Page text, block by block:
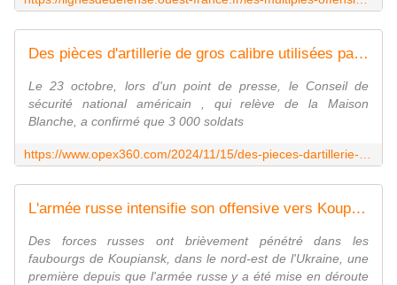
Des pièces d'artillerie de gros calibre utilisées par l'armée nord-coréenne ont été repérées en Russie - Zone Militaire
Le 23 octobre, lors d'un point de presse, le Conseil de
sécurité national américain , qui relève de la Maison
Blanche, a confirmé que 3 000 soldats
L'armée russe intensifie son offensive vers Koupiansk dans le nord-est ukrainien
Des forces russes ont brièvement pénétré dans les
faubourgs de Koupiansk, dans le nord-est de l'Ukraine, une
première depuis que l'armée russe y a été mise en déroute